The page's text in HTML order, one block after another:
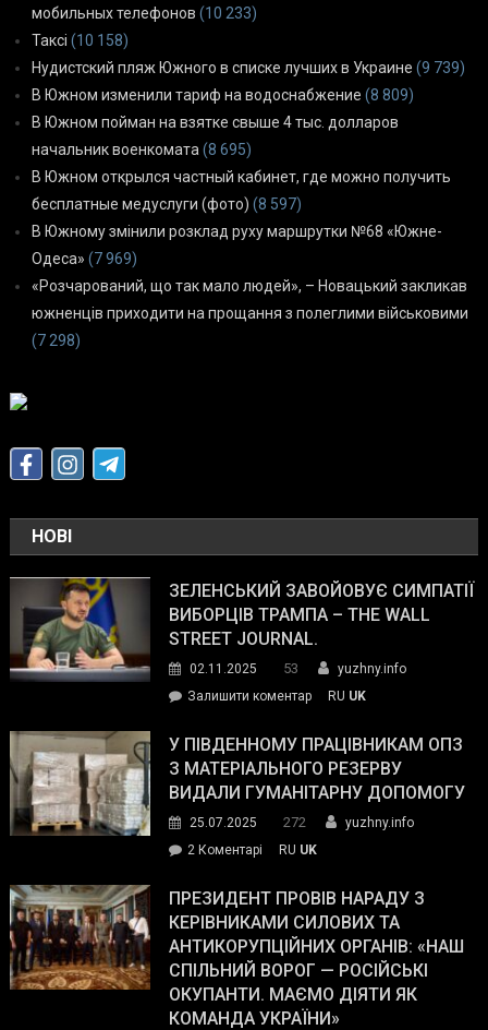
мобильных телефонов (10 233)
Таксі (10 158)
Нудистский пляж Южного в списке лучших в Украине (9 739)
В Южном изменили тариф на водоснабжение (8 809)
В Южном пойман на взятке свыше 4 тыс. долларов
начальник военкомата (8 695)
В Южном открылся частный кабинет, где можно получить
бесплатные медуслуги (фото) (8 597)
В Южному змінили розклад руху маршрутки №68 «Южне-
Одеса» (7 969)
«Розчарований, що так мало людей», – Новацький закликав
южненців приходити на прощання з полеглими військовими
(7 298)
НОВІ
ЗЕЛЕНСЬКИЙ ЗАВОЙОВУЄ СИМПАТІЇ
ВИБОРЦІВ ТРАМПА – THE WALL
STREET JOURNAL.
02.11.2025 53
yuzhny.info
Залишити коментарon
завойовує
симпатії
виборців
The
Street
Journal.
RU UK
У ПІВДЕННОМУ ПРАЦІВНИКАМ ОПЗ
З МАТЕРІАЛЬНОГО РЕЗЕРВУ
ВИДАЛИ ГУМАНІТАРНУ ДОПОМОГУ
25.07.2025 272
yuzhny.info
2 Коментарі
Південному
працівникам
ОПЗ
з
матеріального
резерву
RU UK
ПРЕЗИДЕНТ ПРОВІВ НАРАДУ З
КЕРІВНИКАМИ СИЛОВИХ ТА
АНТИКОРУПЦІЙНИХ ОРГАНІВ: «НАШ
СПІЛЬНИЙ ВОРОГ — РОСІЙСЬКІ
ОКУПАНТИ. МАЄМО ДІЯТИ ЯК
КОМАНДА УКРАЇНИ»